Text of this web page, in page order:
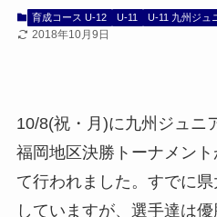
育成コース U-12 U-11 U-11 九州ジュ
2018年10月9日
10/8(祝・月)に九州ジュニ
福岡地区決勝トーナメン
て行われました。すでに
していますが、選手達は